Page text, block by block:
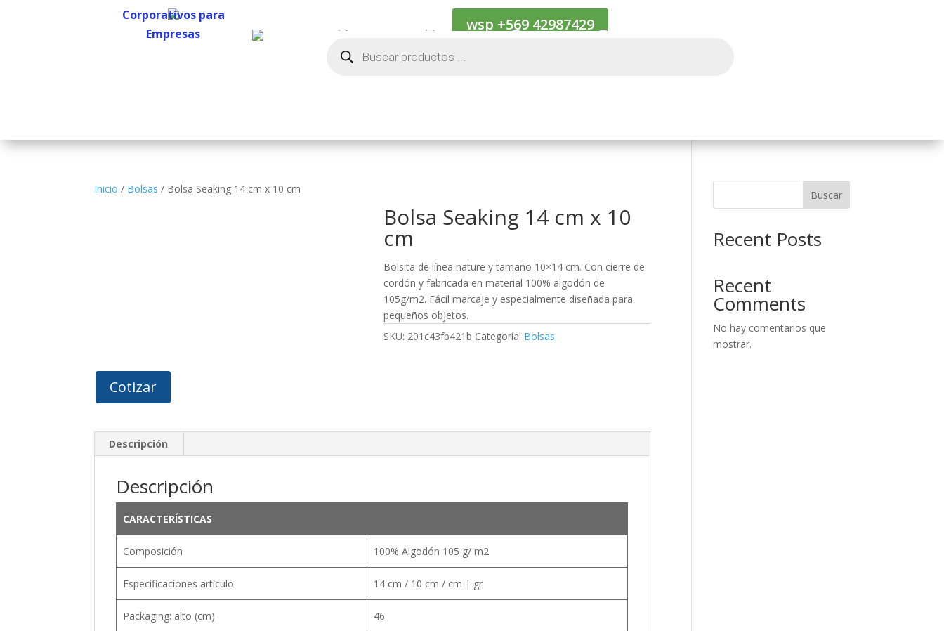
Corporativos para
Empresas
wsp +569 42987429
Cotiza Kif Internacional Kif Nacional
productos
Inicio / Bolsas / Bolsa Seaking 14 cm x 10 cm
Bolsa Seaking 14 cm x 10
cm
Bolsita de línea nature y tamaño 10×14 cm. Con cierre de
cordón y fabricada en material 100% algodón de
105g/m2. Fácil marcaje y especialmente diseñada para
pequeños objetos.
SKU: 201c43fb421b Categoría: Bolsas
Cotizar
Descripción
Descripción
CARACTERÍSTICAS
Composición 100% Algodón 105 g/ m2
Especificaciones artículo 14 cm / 10 cm / cm | gr
Packaging: alto (cm) 46
Buscar
Recent Posts
Recent
Comments
No hay comentarios que
mostrar.